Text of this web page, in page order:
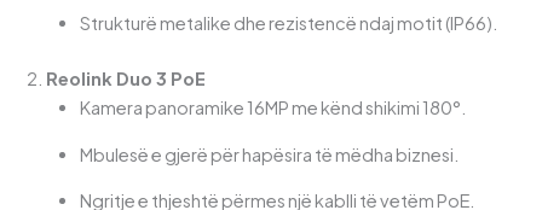
Strukturë metalike dhe rezistencë ndaj motit (IP66).
2. Reolink Duo 3 PoE
Kamera panoramike 16MP me kënd shikimi 180°.
Mbulesë e gjerë për hapësira të mëdha biznesi.
Ngritje e thjeshtë përmes një kablli të vetëm PoE.